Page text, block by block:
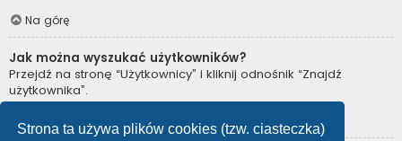
Strona ta używa plików cookies (tzw. ciasteczka)
Na górę
Jak można wyszukać użytkowników?
Przejdź na stronę “Użytkownicy” i kliknij odnośnik “Znajdź
użytkownika”.
Na górę